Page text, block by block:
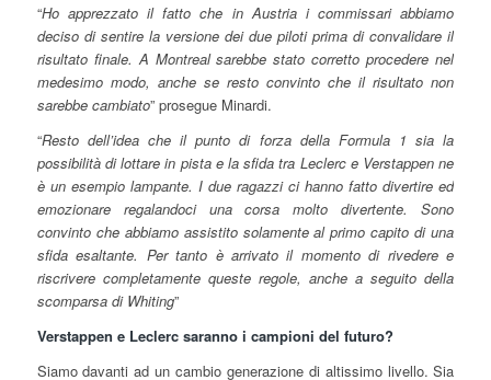
“Ho apprezzato il fatto che in Austria i commissari abbiamo
deciso di sentire la versione dei due piloti prima di convalidare il
risultato finale. A Montreal sarebbe stato corretto procedere nel
medesimo modo, anche se resto convinto che il risultato non
sarebbe cambiato” prosegue Minardi.
“Resto dell’idea che il punto di forza della Formula 1 sia la
possibilità di lottare in pista e la sfida tra Leclerc e Verstappen ne
è un esempio lampante. I due ragazzi ci hanno fatto divertire ed
emozionare regalandoci una corsa molto divertente. Sono
convinto che abbiamo assistito solamente al primo capito di una
sfida esaltante. Per tanto è arrivato il momento di rivedere e
riscrivere completamente queste regole, anche a seguito della
scomparsa di Whiting”
Verstappen e Leclerc saranno i campioni del futuro?
Siamo davanti ad un cambio generazione di altissimo livello. Sia